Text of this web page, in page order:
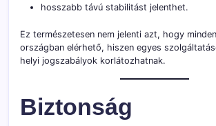
hosszabb távú stabilitást jelenthet.
Ez természetesen nem jelenti azt, hogy
országban elérhető, hiszen egyes
helyi jogszabályok korlátozhatnak.
Biztonság